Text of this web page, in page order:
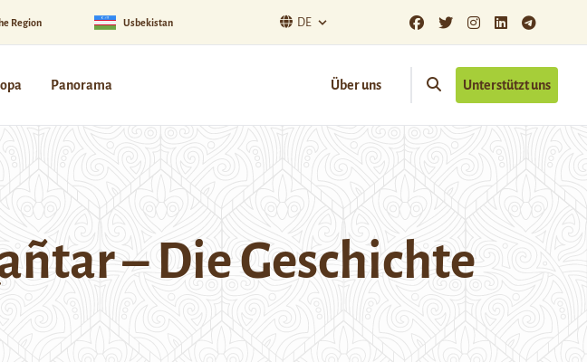
Region Usbekistan DE
Panorama Über uns Unterstützt uns
– Die Geschichte